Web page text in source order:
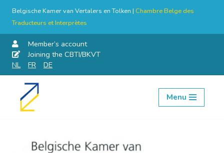
Belgische Kamer van Vertalers en Tolken | Chambre Belge des
Traducteurs et Interprètes
Member’s account
Joining the CBTI/BKVT
NL
FR DE
Skip
Menu